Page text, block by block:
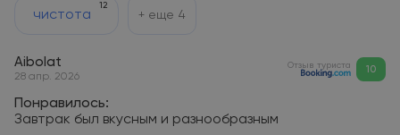
чистота
12
+ еще 4
Aibolat
28 апр. 2026
Отзыв туриста 10
Понравилось:
Завтрак был вкусным и разнообразным